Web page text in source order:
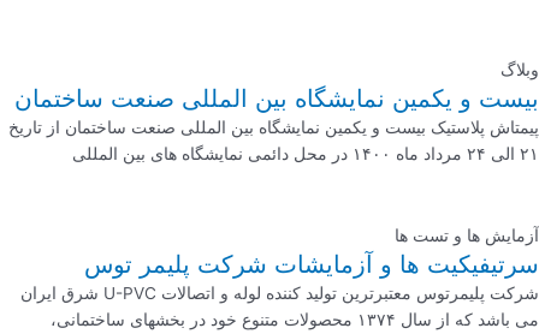
وبلاگ
بیست و یکمین نمایشگاه بین المللی صنعت ساختمان
پیمتاش پلاستیک بیست و یکمین نمایشگاه بین المللی صنعت ساختمان از تاریخ
۲۱ الی ۲۴ مرداد ماه ۱۴۰۰ در محل دائمی نمایشگاه های بین المللی
آزمایش ها و تست ها
سرتیفیکیت ها و آزمایشات شرکت پلیمر توس
شرکت پلیمرتوس معتبرترین تولید کننده لوله و اتصالات U-PVC شرق ایران
می باشد که از سال ۱۳۷۴ محصولات متنوع خود در بخشهای ساختمانی،